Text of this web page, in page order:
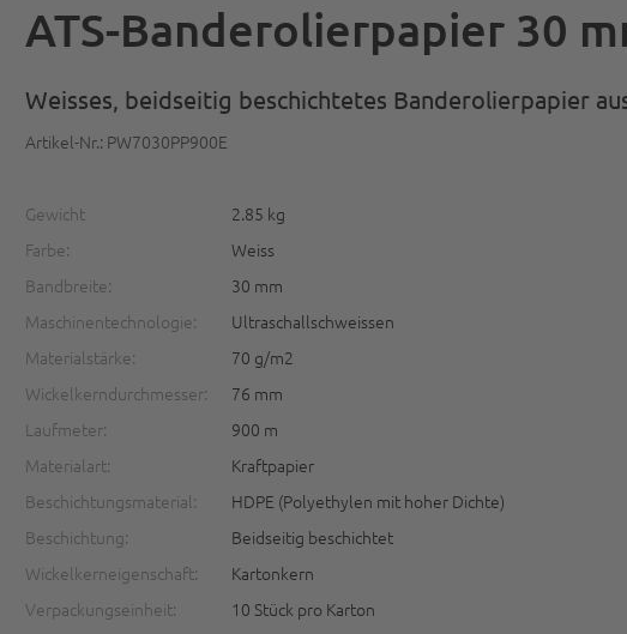
ATS-Banderolierpapier 30
Weisses, beidseitig beschichtetes Banderolierpapier
Artikel-Nr.: PW7030PP900E
Gewicht
2.85 kg
Farbe:
Weiss
Bandbreite:
30 mm
Maschinentechnologie:
Ultraschallschweissen
Materialstärke:
70 g/m2
Wickelkerndurchmesser:
76 mm
Laufmeter:
900 m
Materialart:
Kraftpapier
Beschichtungsmaterial:
HDPE (Polyethylen mit hoher Dichte)
Beschichtung:
Beidseitig beschichtet
Wickelkerneigenschaft:
Kartonkern
Verpackungseinheit:
10 Stück pro Karton